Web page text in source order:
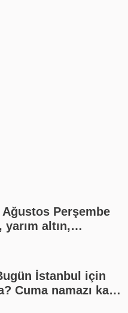
altın,
İstanbul için
Cuma namazı kaç